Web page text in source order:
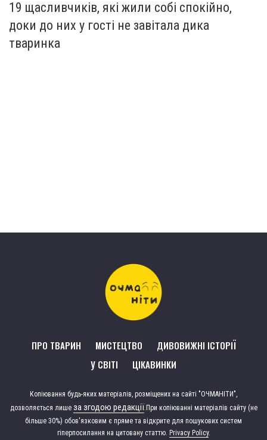
19 щасливчиків, які жили собі спокійно,
доки до них у гості не завітала дика
тваринка
ПРО ТВАРИН МИСТЕЦТВО
ДИВОВИЖНІ ІСТОРІЇ
У СВІТІ
ЦІКАВИНКИ
Копіювання будь-яких матеріалів, розміщених на сайті "ОЧМАНІТИ",
дозволяється лише за згодою редакції При копіюванні матеріалів сайту (не
більше 30%) обов'язковим є пряме та відкрите для пошукових систем
гіперпосилання на цитовану статтю. Privacy Policy.